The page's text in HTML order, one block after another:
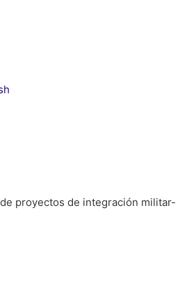
proyectos de integración militar-